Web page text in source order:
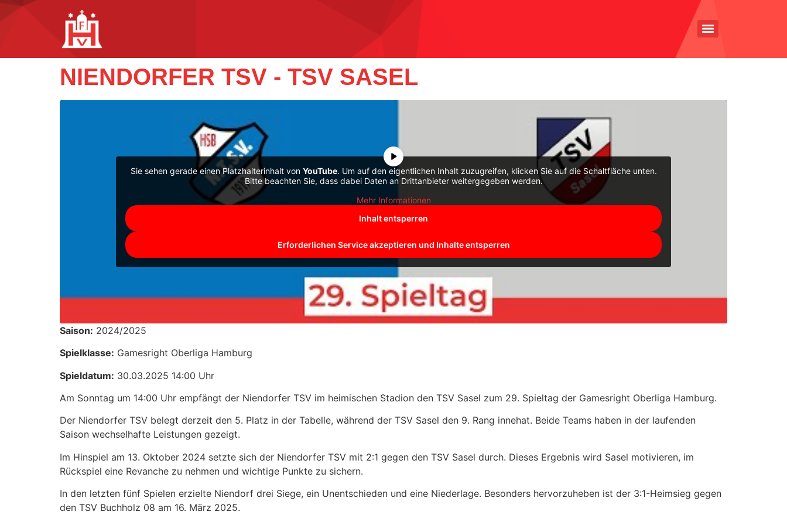
NIENDORFER TSV - TSV SASEL
Sie sehen gerade einen Platzhalterinhalt von YouTube. Um auf den eigentlichen Inhalt zuzugreifen, klicken Sie auf die Schaltfläche unten.
Bitte beachten Sie, dass dabei Daten an Drittanbieter weitergegeben werden.
Mehr Informationen
Inhalt entsperren
Erforderlichen Service akzeptieren und Inhalte entsperren
Saison: 2024/2025
Spielklasse: Gamesright Oberliga Hamburg
Spieldatum: 30.03.2025 14:00 Uhr
Am Sonntag um 14:00 Uhr empfängt der Niendorfer TSV im heimischen Stadion den TSV Sasel zum 29. Spieltag der Gamesright Oberliga Hamburg.
Der Niendorfer TSV belegt derzeit den 5. Platz in der Tabelle, während der TSV Sasel den 9. Rang innehat. Beide Teams haben in der laufenden
Saison wechselhafte Leistungen gezeigt.
Im Hinspiel am 13. Oktober 2024 setzte sich der Niendorfer TSV mit 2:1 gegen den TSV Sasel durch. Dieses Ergebnis wird Sasel motivieren, im
Rückspiel eine Revanche zu nehmen und wichtige Punkte zu sichern.​
In den letzten fünf Spielen erzielte Niendorf drei Siege, ein Unentschieden und eine Niederlage. Besonders hervorzuheben ist der 3:1-Heimsieg gegen
den TSV Buchholz 08 am 16. März 2025. ​